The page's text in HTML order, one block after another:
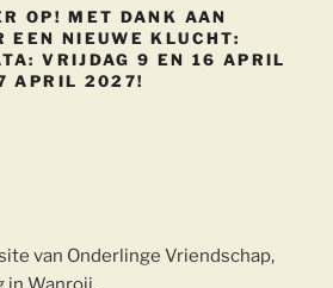
OP! MET DANK AAN
EEN NIEUWE KLUCHT:
VRIJDAG 9 EN 16 APRIL
APRIL 2027!
van Onderlinge Vriendschap,